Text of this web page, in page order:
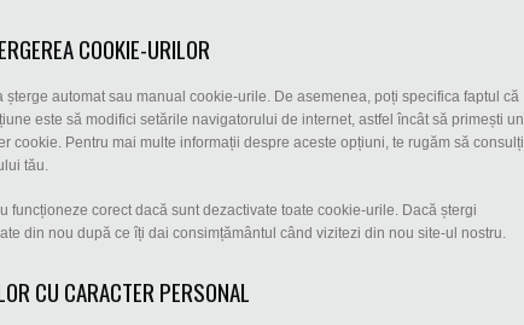
COOKIE-URILOR
automat sau manual cookie-urile. De asemenea, poți specifica faptul că
este să modifici setările navigatorului de internet, astfel încât să primești un
cookie. Pentru mai multe informații despre aceste opțiuni, te rugăm să consulți
tău.
funcționeze corect dacă sunt dezactivate toate cookie-urile. Dacă ștergi
din nou după ce îți dai consimțământul când vizitezi din nou site-ul nostru.
CU CARACTER PERSONAL